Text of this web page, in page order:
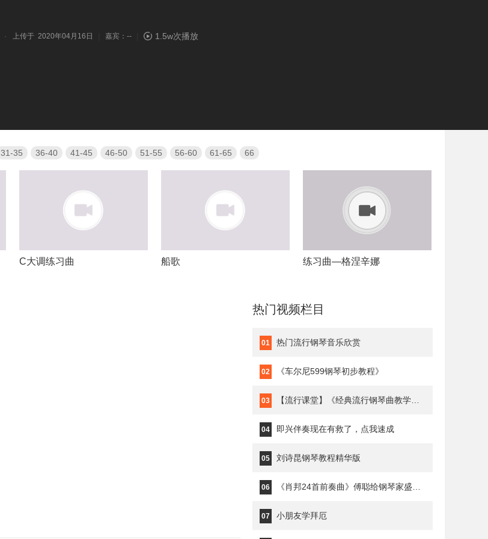
上传于 2020年04月16日 嘉宾：-- 1.5w次播放
31-35 36-40 41-45 46-50 51-55 56-60 61-65 66
C大调练习曲 船歌 练习曲—格涅辛娜
热门视频栏目
01 热门流行钢琴音乐欣赏
02 《车尔尼599钢琴初步教程》
03 【流行课堂】《经典流行钢琴曲教学》琥珀琴师Louis
04 即兴伴奏现在有救了，点我速成
05 刘诗昆钢琴教程精华版
06 《肖邦24首前奏曲》傅聪给钢琴家盛原上课
07 小朋友学拜厄